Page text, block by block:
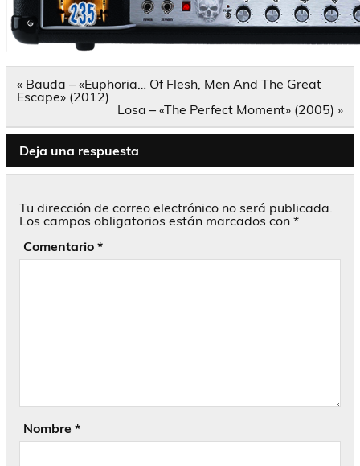
Navegación
de
entradas
« Bauda – «Euphoria… Of Flesh, Men And The Great
Escape» (2012)
Losa – «The Perfect Moment» (2005) »
Deja una respuesta
Tu dirección de correo electrónico no será publicada.
Los campos obligatorios están marcados con *
Comentario *
Nombre *